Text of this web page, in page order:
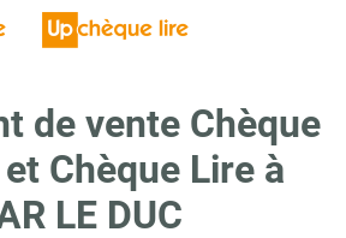
de vente Chèque
Chèque Lire à
LE DUC